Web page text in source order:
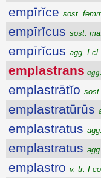
empīrĭce sost.
empīrĭcus sost.
empīrĭcus agg. I cl.
emplastrans
emplastrātĭo
emplastratūrūs
emplastratus
emplastratus
emplastro v. tr. I